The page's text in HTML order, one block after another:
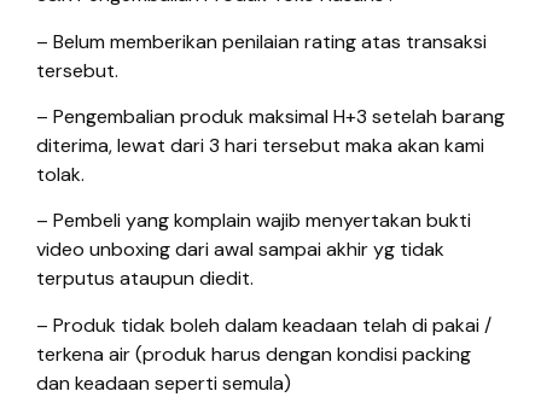
– Belum memberikan penilaian rating atas transaksi
tersebut.
– Pengembalian produk maksimal H+3 setelah barang
diterima, lewat dari 3 hari tersebut maka akan kami
tolak.
– Pembeli yang komplain wajib menyertakan bukti
video unboxing dari awal sampai akhir yg tidak
terputus ataupun diedit.
– Produk tidak boleh dalam keadaan telah di pakai /
terkena air (produk harus dengan kondisi packing
dan keadaan seperti semula)